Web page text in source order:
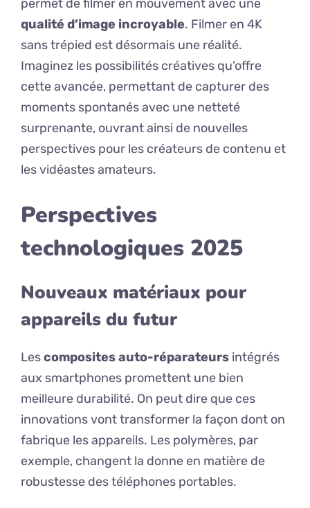
permet de filmer en mouvement avec une
qualité d’image incroyable. Filmer en 4K
sans trépied est désormais une réalité.
Imaginez les possibilités créatives qu’offre
cette avancée, permettant de capturer des
moments spontanés avec une netteté
surprenante, ouvrant ainsi de nouvelles
perspectives pour les créateurs de contenu et
les vidéastes amateurs.
Perspectives
technologiques 2025
Nouveaux matériaux pour
appareils du futur
Lescomposites auto-réparateurs intégrés
aux smartphones promettent une bien
meilleure durabilité. On peut dire que ces
innovations vont transformer la façon dont on
fabrique les appareils. Les polymères, par
exemple, changent la donne en matière de
robustesse des téléphones portables.